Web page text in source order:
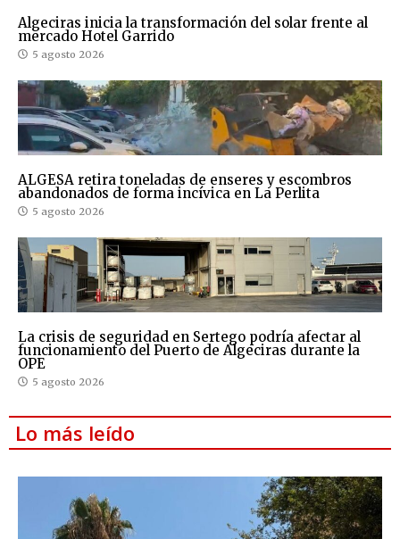
Algeciras inicia la transformación del solar frente al
mercado Hotel Garrido
5 agosto 2026
ALGESA retira toneladas de enseres y escombros
abandonados de forma incívica en La Perlita
5 agosto 2026
La crisis de seguridad en Sertego podría afectar al
funcionamiento del Puerto de Algeciras durante la
OPE
5 agosto 2026
Lo más leído